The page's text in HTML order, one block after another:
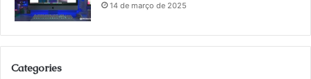
14 de março de 2025
Categories